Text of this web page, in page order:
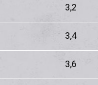
3,2
3,4
3,6